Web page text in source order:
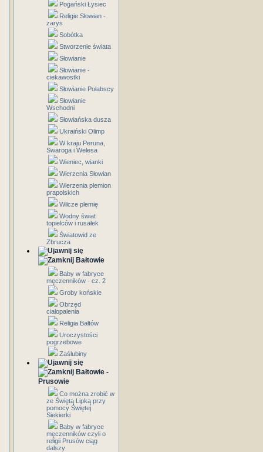
Pogański Łysiec
Religie Słowian -
zarys
Sobótka
Stworzenie świata
Słowianie
Słowianie -
ciekawostki
Słowianie Połabscy
Słowianie
Wschodni
Słowiańska dusza
Ukraiński Olimp
W kraju Peruna,
Swaroga i Welesa
Wieniec, wianki
Wierzenia Słowian
Wierzenia plemion
prapolskich
Wilcze plemię
Wodny świat
topielców i rusałek
Światowid ze
Zbrucza
Bałtowie
Baby w fabryce
męczenników - cz. 2
Groby końskie
Obrzęd
ciałopalenia
Religia Bałtów
Uroczystości
pogrzebowe
Zaślubiny
Bałtowie -
Prusowie
Co można zrobić w
ze Świętą Lipką przy
pomocy Świętej
Siekierki
Baby w fabryce
męczenników czyli o
religii Prusów ciąg
dalszy